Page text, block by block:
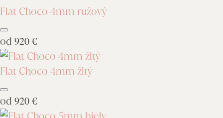
Flat Choco 4mm ružový
od 920 €
Flat Choco 4mm žltý
od 920 €